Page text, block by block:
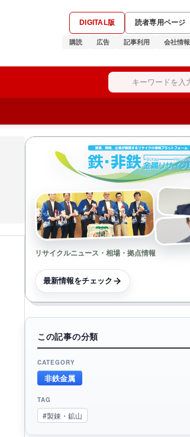
DIGITAL版 読者専用ページ
購読 広告 記事利用 会社情報
リサイクルニュース・相場・拠点情報
最新情報をチェック
この記事の分類
CATEGORY
非鉄金属
TAG
#製錬・鉱山